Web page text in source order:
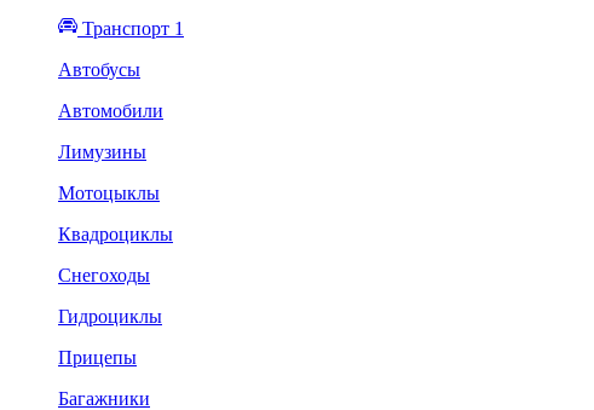
Транспорт 1
Автобусы
Автомобили
Лимузины
Мотоцыклы
Квадроциклы
Снегоходы
Гидроциклы
Прицепы
Багажники